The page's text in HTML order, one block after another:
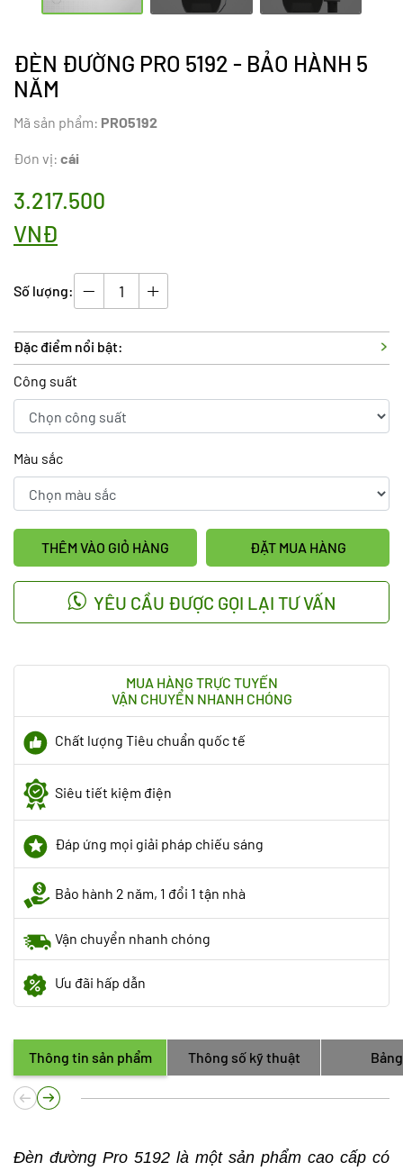
ĐÈN ĐƯỜNG PRO 5192 - BẢO HÀNH 5
NĂM
Mã sản phẩm: PRO5192
Đơn vị: cái
3.217.500
VNĐ
Số lượng:
Đặc điểm nổi bật:
Công suất
Màu sắc
THÊM VÀO GIỎ HÀNG ĐẶT MUA HÀNG
YÊU CẦU ĐƯỢC GỌI LẠI TƯ VẤN
MUA HÀNG TRỰC TUYẾN
VẬN CHUYỂN NHANH CHÓNG
Chất lượng Tiêu chuẩn quốc tế
Siêu tiết kiệm điện
Đáp ứng mọi giải pháp chiếu sáng
Bảo hành 2 năm, 1 đổi 1 tận nhà
Vận chuyển nhanh chóng
Ưu đãi hấp dẫn
Thông tin sản phẩm Thông số kỹ thuật
Đèn đường Pro 5192 là một sản phẩm cao cấp có